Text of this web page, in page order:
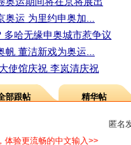
运 为里约申奥加...
哈无缘申奥城市惹争议
董洁新戏为奥运...
使馆庆祝 李岚清庆祝
部跟帖 精华帖
匿名
体验更流畅的中文输入>>